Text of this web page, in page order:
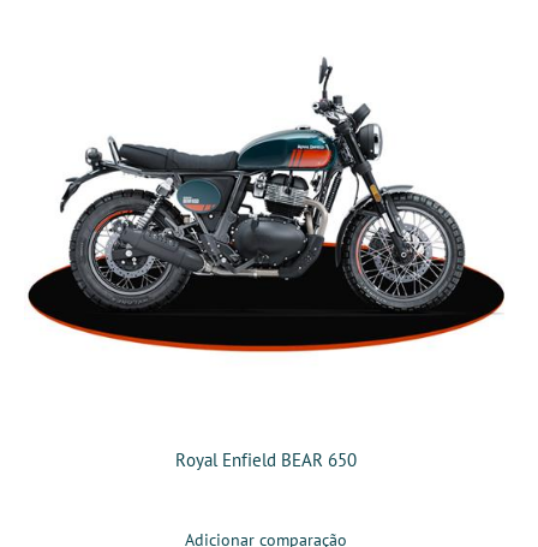
Royal Enfield BEAR 650
Adicionar comparação